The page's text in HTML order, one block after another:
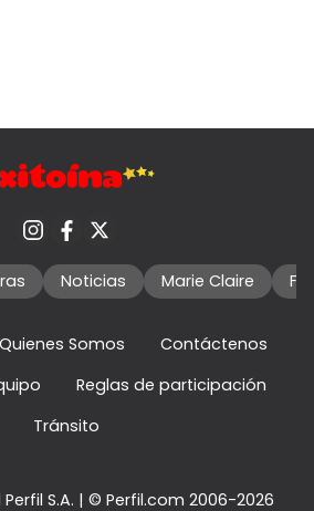
Noticias Marie Claire
Quienes Somos
Contáctenos
Reglas de participación
Tránsito
S.A. | © Perfil.com 2006-2026